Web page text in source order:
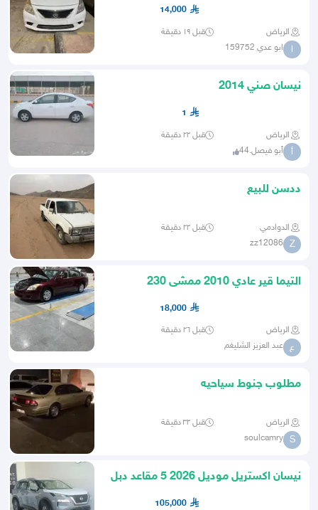
14,000
الرياض قبل ١٩ دقيقة
ا ابو عدي 159752
نيسان صني 2014
1
الرياض قبل ٢٢ دقيقة
أ أبو فيصل.44
ددسن للبيع
الدوادمي قبل ٢٢ دقيقة
Z
zz12086
التيما قير عادي 2010 ممشى 230
18,000
الرياض قبل ٢٦ دقيقة
ع عبد العزيز الشليغم
مطلوب جنوط سياحيه
الرياض قبل ٣٢ دقيقة
S
soulcamry
نيسان اكستريل موديل 2026 5 مقاعد دبل
105,000